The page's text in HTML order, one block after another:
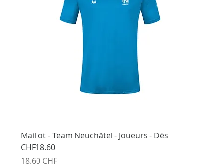
Maillot - Team Neuchâtel - Joueurs - Dès
CHF18.60
Prix
18.60 CHF